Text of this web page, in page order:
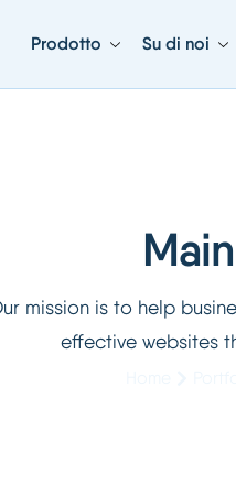
Prodotto Su di noi
Main
mission is to help
effective websites